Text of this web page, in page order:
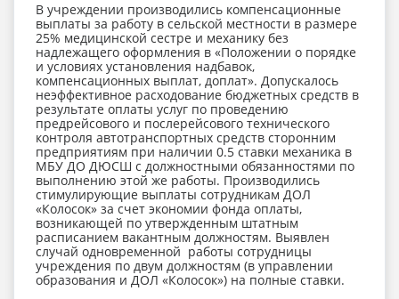
В учреждении производились компенсационные
выплаты за работу в сельской местности в размере
25% медицинской сестре и механику без
надлежащего оформления в «Положении о порядке
и условиях установления надбавок,
компенсационных выплат, доплат». Допускалось
неэффективное расходование бюджетных средств в
результате оплаты услуг по проведению
предрейсового и послерейсового технического
контроля автотранспортных средств сторонним
предприятиям при наличии 0.5 ставки механика в
МБУ ДО ДЮСШ с должностными обязанностями по
выполнению этой же работы. Производились
стимулирующие выплаты сотрудникам ДОЛ
«Колосок» за счет экономии фонда оплаты,
возникающей по утвержденным штатным
расписанием вакантным должностям. Выявлен
случай одновременной работы сотрудницы
учреждения по двум должностям (в управлении
образования и ДОЛ «Колосок») на полные ставки.